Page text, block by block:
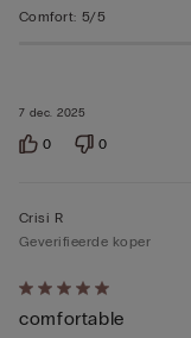
7 dec. 2025
Comfort: 5/5
0 0
5
op
Crisi R
Geverifieerde koper
comfortable